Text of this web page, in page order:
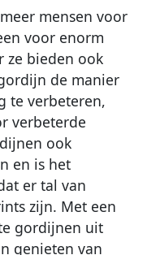
mensen voor
voor enorm
ze bieden ook
de manier
te verbeteren,
verbeterde
ook
en is het
er tal van
zijn. Met een
gordijnen uit
genieten van